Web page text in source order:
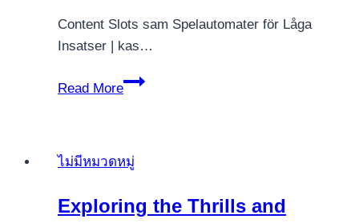
Content Slots sam Spelautomater för Låga
Insatser | kas…
Read More
Casino
kasino
Fason
ไม่มีหมวดหมู่
Exploring the Thrills and